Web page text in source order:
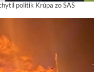
politik Krúpa zo SAS